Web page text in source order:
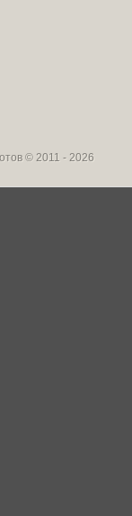
© 2011 - 2026